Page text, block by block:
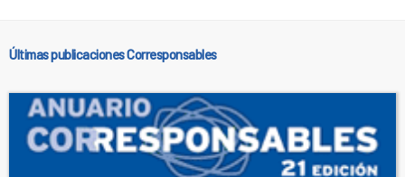
Últimas publicaciones Corresponsables